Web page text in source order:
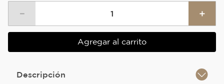
＋
－
Agregar al carrito
Descripción